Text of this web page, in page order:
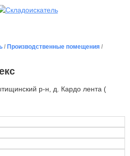
/ Производственные помещения /
р-н, д. Кардо лента (